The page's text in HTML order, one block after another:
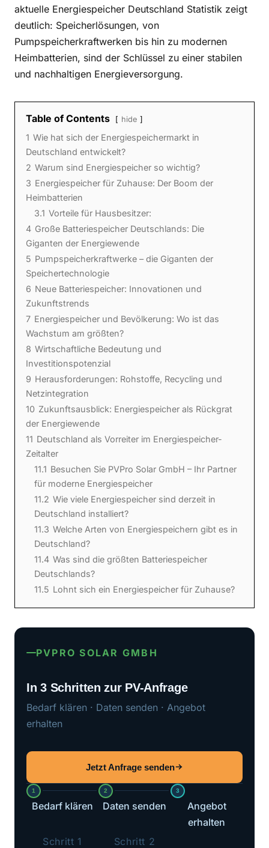
aktuelle Energiespeicher Deutschland Statistik zeigt
deutlich: Speicherlösungen, von
Pumpspeicherkraftwerken bis hin zu modernen
Heimbatterien, sind der Schlüssel zu einer stabilen
und nachhaltigen Energieversorgung.
Table of Contents hide
1 Wie hat sich der Energiespeichermarkt in
Deutschland entwickelt?
2 Warum sind Energiespeicher so wichtig?
3 Energiespeicher für Zuhause: Der Boom der
Heimbatterien
3.1 Vorteile für Hausbesitzer:
4 Große Batteriespeicher Deutschlands: Die
Giganten der Energiewende
5 Pumpspeicherkraftwerke – die Giganten der
Speichertechnologie
6 Neue Batteriespeicher: Innovationen und
Zukunftstrends
7 Energiespeicher und Bevölkerung: Wo ist das
Wachstum am größten?
8 Wirtschaftliche Bedeutung und
Investitionspotenzial
9 Herausforderungen: Rohstoffe, Recycling und
Netzintegration
10 Zukunftsausblick: Energiespeicher als Rückgrat
der Energiewende
11 Deutschland als Vorreiter im Energiespeicher-
Zeitalter
11.1 Besuchen Sie PVPro Solar GmbH – Ihr Partner
für moderne Energiespeicher
11.2 Wie viele Energiespeicher sind derzeit in
Deutschland installiert?
11.3 Welche Arten von Energiespeichern gibt es in
Deutschland?
11.4 Was sind die größten Batteriespeicher
Deutschlands?
11.5 Lohnt sich ein Energiespeicher für Zuhause?
PVPRO SOLAR GMBH
In 3 Schritten zur PV-Anfrage
Bedarf klären · Daten senden · Angebot
erhalten
Jetzt Anfrage senden
1
Bedarf klären
Schritt 1
2
Daten senden
Schritt 2
3
Angebot
erhalten